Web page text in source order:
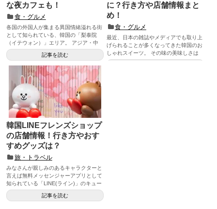
な夜カフェも！
食・グルメ
各国の外国人が集まる異国情緒溢れる街
として知られている、韓国の「梨泰院
（イテウォン）」エリア。 アジア・中
東・...
記事を読む
に？行き方や店舗情報まと
め！
食・グルメ
最近、日本の雑誌やメディアでも取り上
げられることが多くなってきた韓国のお
しゃれスイーツ。 その味の美味しさは
も...
韓国LINEフレンズショップ
の店舗情報！行き方やおす
すめグッズは？
旅・トラベル
みなさんが親しみのあるキャラクターと
言えば無料メッセンジャーアプリとして
知られている「LINE(ライン)」のキュー
トなキャラ...
記事を読む